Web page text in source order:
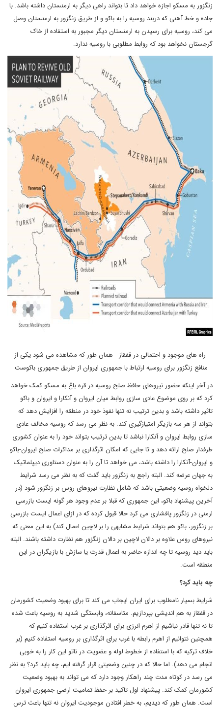
زنگزور به مسکو اجازه خواهد داد تا بتواند راهی دیگر به ارمنستان داشته باشد. با
جاده و خط آهنی که دربند روسیه را به باکو و از طریق زنگزور به ارمنستان وصل
می کند، روسیه برای رسیدن به ارمنستان دیگر مجبور به استفاده از خاک
گرجستان نخواهد بود که روابط مطلوبی با روسیه ندارد.
راه های موجود و احتمالی در قفقاز - همان طور که مشاهده می شود یکی از
منافع زنگزور برای روسیه ارتباط با جمهوری ایروان از طریق جمهوری باکوست
در آخر اینکه حضور نیروهای حافظ صلح روسیه در قره باغ به مسکو کمک خواهد
کرد که بر روی موضوع عادی سازی روابط میان ایروان و آنکارا و ایروان و باکو
تاثیر داشته باشد و بدین ترتیب نه تنها نفوذ خود در منطقه را افزایش دهد که
بتواند از هر سه بازیگر امتیازگیری کند. به نظر می رسد که روسیه مخالف عادی
سازی روابط ایروان و آنکارا نباشد تا بدین ترتیب بتواند خود را به عنوان کشوری
طرفدار صلح ارائه دهد و تا جایی که امکان اثرگذاری بر مداکرات صلح ایروان-باکو
و ایروان-آنکارا را داشته باشد، می خواهد تا آن را به عنوان دستاوری دیپلماتیک
به جهان عرضه کند. البته راجع به زنگزور باید گفت که به نظر می رسد شرایط
دلخواه روسیه وضعیتی باشد که شامل نظارت نیروهای روس بر زنگزور شود (در
آخرین پیشنهاد باکو، این جمهوری که قبلا بر عدم وجود هر گونه ایست بازرسی
ارمنی در زنگزور پافشاری می کرد حالا قبول کرده که در ازای اعمال ایست بازرسی
بر زنگزور، باکو هم بتواند شرایط مشابهی را بر لاچین اعمال کند) به این معنی که
نیروهای روس علاوه بر دالان لاچین بر دالان زنگزور هم نظارت داشته باشند. البته
باید دید روسیه تا چه اندازه حاضر به اعمال قدرت یا سازش با بازیگران در این
منطقه است.
چه باید کرد؟
شرایط بسیار نامطلوب برای ایران ایجاب می کند تا برای بهبود وضعیت کشورمان
در قفقاز به هم اندیشی بپردازیم. متاسفانه، وابستگی شدید به روسیه باعث شده
تا نه تنها قادر نباشیم از اهرم انرژی برای اثرگذاری بر غرب استفاده کنیم که
همچنین نتوانیم از اهرم رابطه با غرب برای اثرگذاری بر روسیه استفاده کنیم (بر
خلاف ترکیه که با استفاده از خطوط لوله و عضویت در ناتو این کار را به خوبی
انجام می دهد). اما حالا که در چنین وضعیتی قرار گرفته ایم، چه باید کرد؟ به نظر
می رسد در کوتاه مدت چند راهکار وجود دارد که می تواند به بهبود وضعیت
کشورمان کمک کند. پیشنهاد اول تاکید بر حفظ تمامیت ارضی جمهوری ایروان
است. همان طور که دیدیم، به خطر افتادن موجودیت ایروان نه تنها باعث ترس